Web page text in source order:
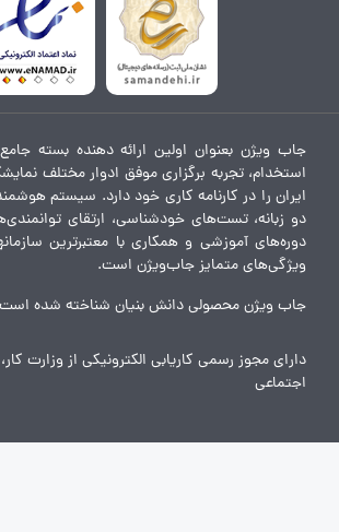
جاب ویژن بعنوان اولین ارائه دهنده بسته
استخدام، تجربه برگزاری موفق ادوار مختلف
ایران را در کارنامه کاری خود دارد. سیستم
دو زبانه، تست‌های خودشناسی، ارتقای
دوره‌های آموزشی و همکاری با معتبرترین
ویژگی‌های متمایز جاب‌ویژن است.
جاب ویژن محصولی دانش بنیان شناخته شده
دارای مجوز رسمی کاریابی الکترونیکی از وزارت
اجتماعی